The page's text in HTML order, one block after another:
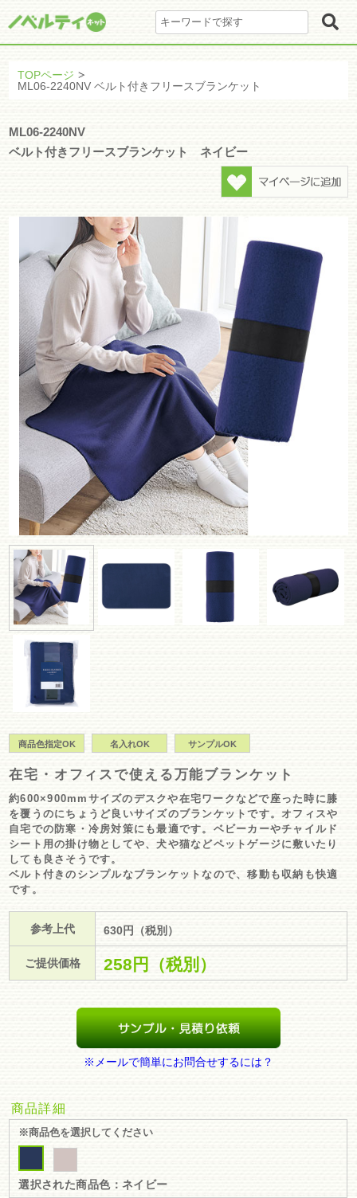
TOPページ
ML06-2240NV ベルト付きフリースブランケット
ML06-2240NV
ベルト付きフリースブランケット ネイビー
商品色指定OK 名入れOK サンプルOK
在宅・オフィスで使える万能ブランケット
約600×900mmサイズのデスクや在宅ワークなどで座った時に膝
を覆うのにちょうど良いサイズのブランケットです。オフィスや
自宅での防寒・冷房対策にも最適です。ベビーカーやチャイルド
シート用の掛け物としてや、犬や猫などペットゲージに敷いたり
しても良さそうです。
ベルト付きのシンプルなブランケットなので、移動も収納も快適
です。
参考上代 630円（税別）
ご提供価格 258円 （税別）
※メールで簡単にお問合せするには？
商品詳細
※商品色を選択してください
選択された商品色：ネイビー